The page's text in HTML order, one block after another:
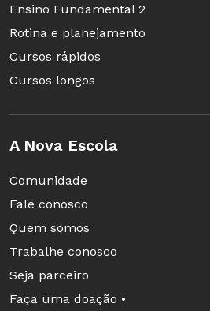
Até o próximo post!
Anna Rachel
Ensino Fundamental 2
Rotina e planejamento
Cursos rápidos
Cursos longos
A Nova Escola
Comunidade
Fale conosco
Quem somos
Trabalhe conosco
Seja parceiro
Faça uma doação •